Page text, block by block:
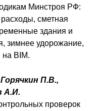
Минстроя РФ:
сметная
здания и
зимнее удорожание,
BIM.
П.В.,
А.И.
проверок